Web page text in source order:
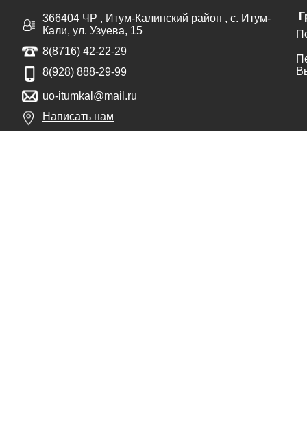
366404 ЧР , Итум-Калинский район , с. Итум-
Кали, ул. Узуева, 15
8(8716) 42-22-29
8(928) 888-29-99
uo-itumkal@mail.ru
Написать нам